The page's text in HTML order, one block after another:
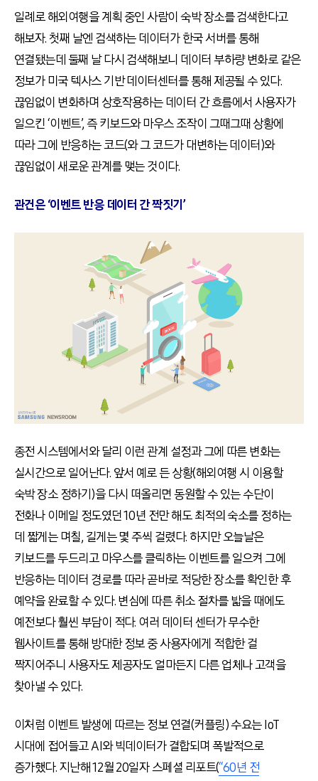
일례로 해외여행을 계획 중인 사람이 숙박 장소를 검색한다고
해보자. 첫째 날엔 검색하는 데이터가 한국 서버를 통해
연결됐는데 둘째 날 다시 검색해보니 데이터 부하량 변화로 같은
정보가 미국 텍사스 기반 데이터센터를 통해 제공될 수 있다.
끊임없이 변화하며 상호작용하는 데이터 간 흐름에서 사용자가
일으킨 ‘이벤트’, 즉 키보드와 마우스 조작이 그때그때 상황에
따라 그에 반응하는 코드(와 그 코드가 대변하는 데이터)와
끊임없이 새로운 관계를 맺는 것이다.
관건은 ‘이벤트 반응 데이터 간 짝짓기’
종전 시스템에서와 달리 이런 관계 설정과 그에 따른 변화는
실시간으로 일어난다. 앞서 예로 든 상황(해외여행 시 이용할
숙박 장소 정하기)을 다시 떠올리면 동원할 수 있는 수단이
전화나 이메일 정도였던 10년 전만 해도 최적의 숙소를 정하는
데 짧게는 며칠, 길게는 몇 주씩 걸렸다. 하지만 오늘날은
키보드를 두드리고 마우스를 클릭하는 이벤트를 일으켜 그에
반응하는 데이터 경로를 따라 곧바로 적당한 장소를 확인한 후
예약을 완료할 수 있다. 변심에 따른 취소 절차를 밟을 때에도
예전보다 훨씬 부담이 적다. 여러 데이터 센터가 무수한
웹사이트를 통해 방대한 정보 중 사용자에게 적합한 걸
짝지어주니 사용자도 제공자도 얼마든지 다른 업체나 고객을
찾아낼 수 있다.
이처럼 이벤트 발생에 따르는 정보 연결(커플링) 수요는 IoT
시대에 접어들고 AI와 빅데이터가 결합되며 폭발적으로
증가했다. 지난해 12월 20일자 스페셜 리포트(“60년 전